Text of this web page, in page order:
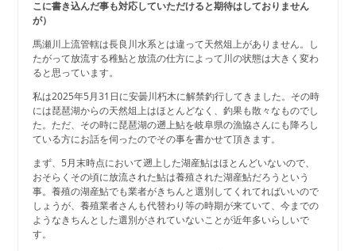
こに書き込んだ事も対応していただけると期待はしておりません
が）
馬瀬川上流管轄は長良川水系とは違って天然俎上がありません。し
たがって放流する稚鮎と放流の仕方によって川の状態は大きく変わ
ると思っています。
私は2025年5月31日に安曇川朽木に解禁釣行してきました。その時
には琵琶湖からの天然俎上はほとんどなく、釣果も散々なものでし
た。ただ、その時に琵琶湖の遡上鮎を岐阜県の漁協さんにも降ろし
ている方にお話を伺ったのでその事を書かせて頂きます。
まず、5月末時点において遡上した湖産鮎はほとんどいないので、
おそらくその頃に放流された鮎は養殖された湖産鮎だろうという
事。養殖の湖産鮎でも業者がきちんと選別してくれてればいいので
しょうが、養殖業者さんも代替わり等の時期が来ていて、今までの
ようなきちんとした選別がされていないことが近年多いらしいで
す。